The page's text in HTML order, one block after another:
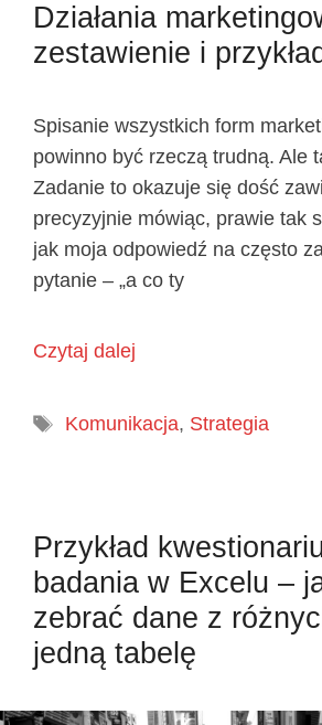
Działania
zestawienie i
Spisanie wszystkich form
powinno być rzeczą trudną. Ale
Zadanie to okazuje się dość
precyzyjnie mówiąc, prawie tak
jak moja odpowiedź na często
pytanie – „a co ty
Czytaj dalej
Tagi
Komunikacja, Strategia
Przykład
badania w Excelu –
zebrać dane z
jedną tabelę